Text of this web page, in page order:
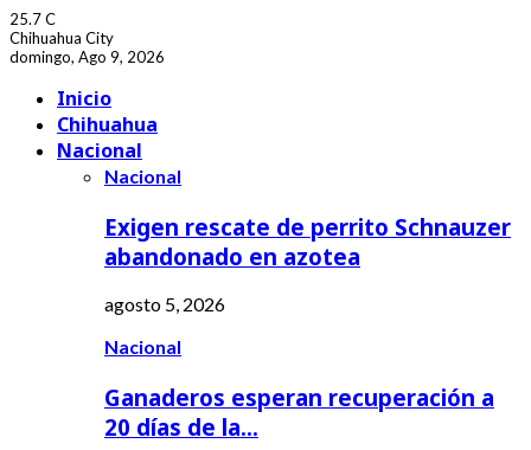
25.7C
Chihuahua City
domingo, Ago 9, 2026
Inicio
Chihuahua
Nacional
Nacional
Exigen rescate de perrito Schnauzer
abandonado en azotea
agosto 5, 2026
Nacional
Ganaderos esperan recuperación a
20 días de la…